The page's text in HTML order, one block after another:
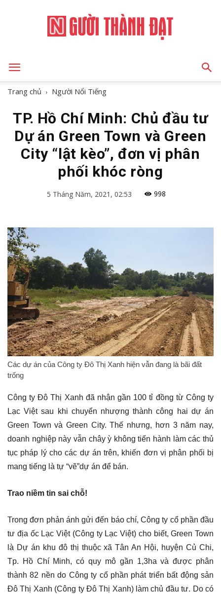
THÀNH
ĐẠT
Trang chủ Người Nổi Tiếng
TP. Hồ Chí Minh: Chủ đầu tư
Dự án Green Town và Green
City “lật kèo”, đơn vị phân
phối khóc ròng
5 Tháng Năm, 2021, 02:53 998
Các dự án của Công ty Đô Thị Xanh hiện vẫn đang là bãi đất
trống
Công ty Đô Thị Xanh đã nhận gần 100 tỉ đồng từ Công ty
Lạc Việt sau khi chuyển nhượng thành công hai dự án
Green Town và Green City. Thế nhưng, hơn 3 năm nay,
doanh nghiệp này vẫn chây ỳ không tiến hành làm các thủ
tục pháp lý cho các dự án trên, khiến đơn vị phân phối bị
mang tiếng là tự “vẽ”dự án để bán.
Trao niềm tin sai chỗ!
Trong đơn phản ánh gửi đến báo chí, Công ty cổ phần đầu
tư địa ốc Lạc Việt (Công ty Lạc Việt) cho biết, Green Town
là Dự án khu đô thị thuộc xã Tân An Hội, huyện Củ Chi,
Tp. Hồ Chí Minh, có quy mô gần 1,3ha và được phân
thành 82 nền do Công ty cổ phần phát triển bất động sản
Đô Thị Xanh (Công ty Đô Thị Xanh) làm chủ đầu tư. Do có